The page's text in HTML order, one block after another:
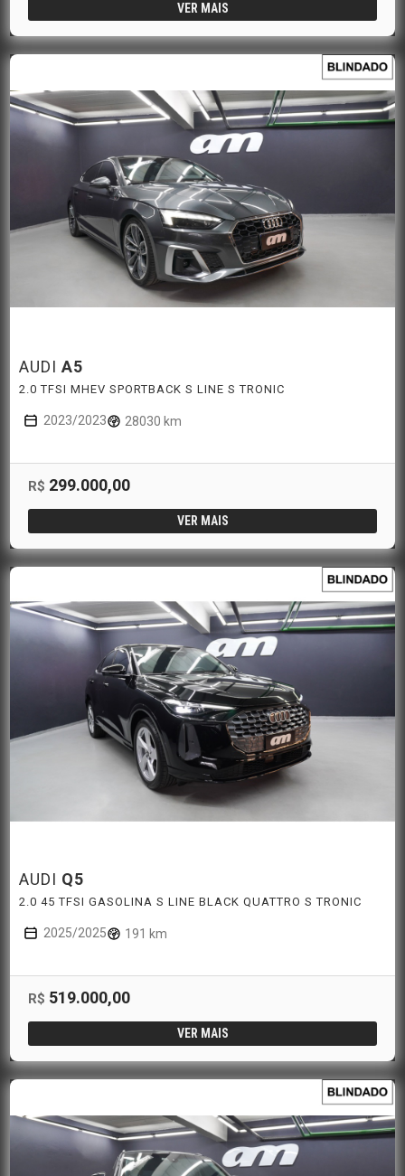
VER MAIS
AUDI A5
2.0 TFSI MHEV SPORTBACK S LINE S TRONIC
2023/2023 28030 km
R$ 299.000,00
VER MAIS
AUDI Q5
2.0 45 TFSI GASOLINA S LINE BLACK QUATTRO S TRONIC
2025/2025 191 km
R$ 519.000,00
VER MAIS